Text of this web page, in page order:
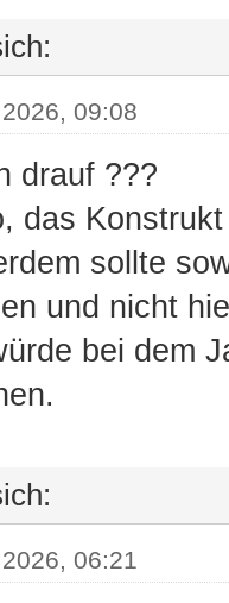
09:08
drauf ???
das
sollte
und nicht
bei dem
06:21